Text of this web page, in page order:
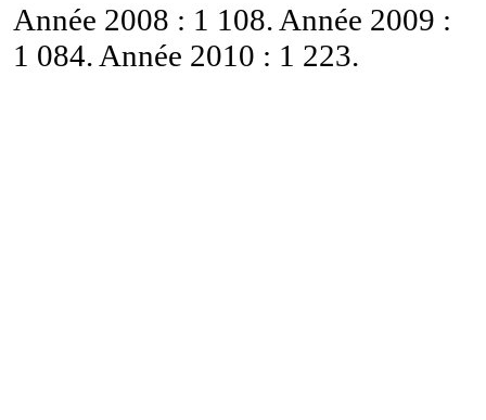
Année 2008 : 1 108. Année 2009 :
1 084. Année 2010 : 1 223.